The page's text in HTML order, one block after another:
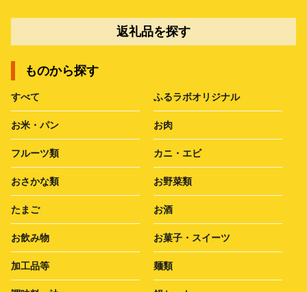
返礼品を探す
ものから探す
すべて ふるラボオリジナル
お米・パン お肉
フルーツ類 カニ・エビ
おさかな類 お野菜類
たまご お酒
お飲み物 お菓子・スイーツ
加工品等 麺類